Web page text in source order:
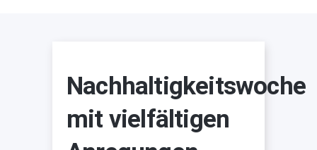
Nachhaltigkeitswoche
mit vielfältigen